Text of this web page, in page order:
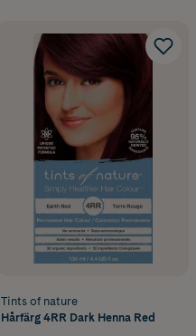
Tints of nature
Hårfärg 4RR Dark Henna Red